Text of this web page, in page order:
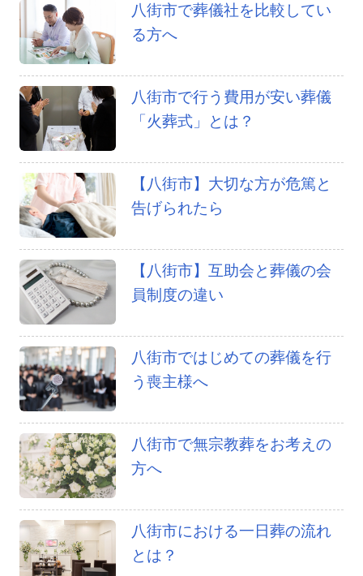
八街市で葬儀社を比較してい
る方へ
八街市で行う費用が安い葬儀
「火葬式」とは？
【八街市】大切な方が危篤と
告げられたら
【八街市】互助会と葬儀の会
員制度の違い
八街市ではじめての葬儀を行
う喪主様へ
八街市で無宗教葬をお考えの
方へ
八街市における一日葬の流れ
とは？